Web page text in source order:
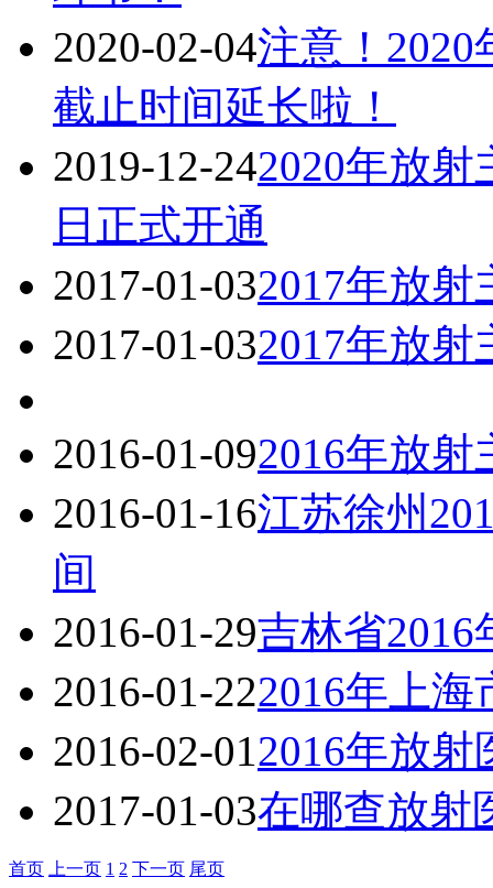
2020-02-04注意！
截止时间延长啦！
2019-12-24​2020年放射
日正式开通
2017-01-032017年放
2017-01-032017年放
2016-01-092016年放
2016-01-16江苏徐州
间
2016-01-29吉林省
2016-01-222016年上
2016-02-012016年放
2017-01-03在哪查放射
首页 上一页 1 2 下一页 尾页